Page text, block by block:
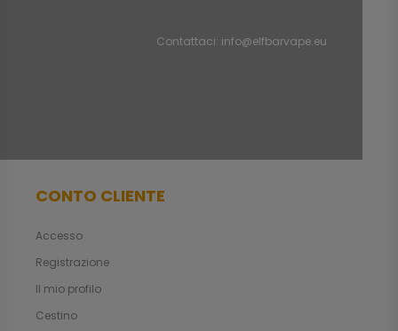
Contattaci: info@elfbarvape.eu
CONTO CLIENTE
Accesso
Registrazione
Il mio profilo
Cestino